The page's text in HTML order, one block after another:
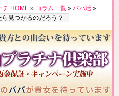
チ HOME » コラム一覧 » パパ活 »
見つかるのだろう？
美女をご紹介！／
のリンクです